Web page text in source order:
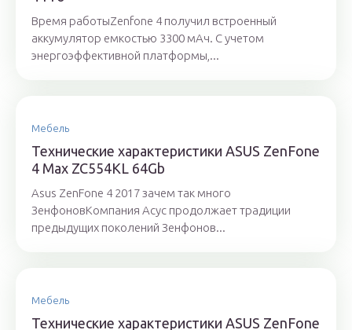
Время работыZenfone 4 получил встроенный
аккумулятор емкостью 3300 мАч. С учетом
энергоэффективной платформы,...
Мебель
Технические характеристики ASUS ZenFone
4 Max ZC554KL 64Gb
Asus ZenFone 4 2017 зачем так много
ЗенфоновКомпания Асус продолжает традиции
предыдущих поколений Зенфонов...
Мебель
Технические характеристики ASUS ZenFone